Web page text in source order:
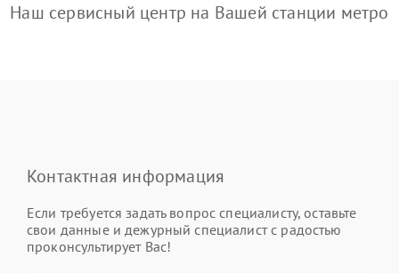
Наш сервисный центр на Вашей станции метро
Контактная информация
Если требуется задать вопрос специалисту, оставьте
свои данные и дежурный специалист с радостью
проконсультирует Вас!